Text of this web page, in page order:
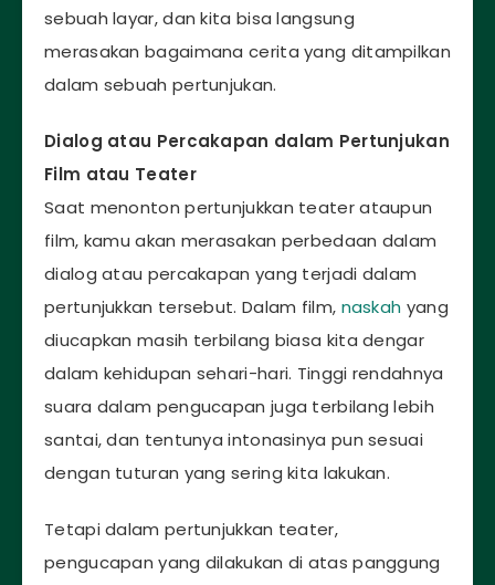
sebuah layar, dan kita bisa langsung
merasakan bagaimana cerita yang ditampilkan
dalam sebuah pertunjukan.
Dialog atau Percakapan dalam Pertunjukan
Film atau Teater
Saat menonton pertunjukkan teater ataupun
film, kamu akan merasakan perbedaan dalam
dialog atau percakapan yang terjadi dalam
pertunjukkan tersebut. Dalam film, naskah yang
diucapkan masih terbilang biasa kita dengar
dalam kehidupan sehari-hari. Tinggi rendahnya
suara dalam pengucapan juga terbilang lebih
santai, dan tentunya intonasinya pun sesuai
dengan tuturan yang sering kita lakukan.
Tetapi dalam pertunjukkan teater,
pengucapan yang dilakukan di atas panggung